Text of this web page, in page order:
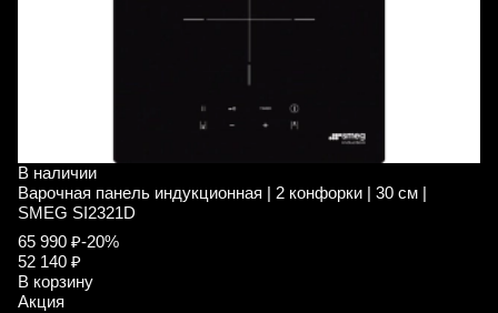
В наличии
Варочная панель индукционная | 2 конфорки | 30 см |
SMEG SI2321D
65 990 ₽-20%
52 140 ₽
В корзину
Акция